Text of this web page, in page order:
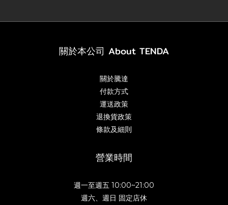
關於本公司 About TENDA
關於騰達
付款方式
運送政策
退換貨政策
條款及細則
營業時間
週一至週五 10:00~21:00
週六、週日 固定店休